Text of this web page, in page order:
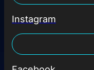
Instagram